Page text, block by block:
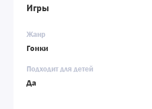
Игры
Жанр
Гонки
Подходит для детей
Да